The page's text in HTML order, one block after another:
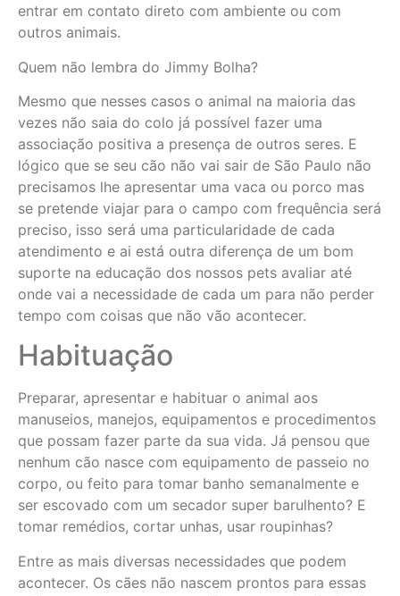
entrar em contato direto com ambiente ou com
outros animais.
Quem não lembra do Jimmy Bolha?
Mesmo que nesses casos o animal na maioria das
vezes não saia do colo já possível fazer uma
associação positiva a presença de outros seres. E
lógico que se seu cão não vai sair de São Paulo não
precisamos lhe apresentar uma vaca ou porco mas
se pretende viajar para o campo com frequência será
preciso, isso será uma particularidade de cada
atendimento e ai está outra diferença de um bom
suporte na educação dos nossos pets avaliar até
onde vai a necessidade de cada um para não perder
tempo com coisas que não vão acontecer.
Habituação
Preparar, apresentar e habituar o animal aos
manuseios, manejos, equipamentos e procedimentos
que possam fazer parte da sua vida. Já pensou que
nenhum cão nasce com equipamento de passeio no
corpo, ou feito para tomar banho semanalmente e
ser escovado com um secador super barulhento? E
tomar remédios, cortar unhas, usar roupinhas?
Entre as mais diversas necessidades que podem
acontecer. Os cães não nascem prontos para essas